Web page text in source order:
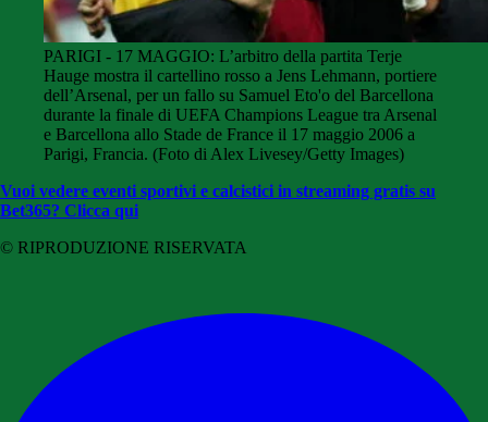
PARIGI - 17 MAGGIO: L’arbitro della partita Terje
Hauge mostra il cartellino rosso a Jens Lehmann, portiere
dell’Arsenal, per un fallo su Samuel Eto'o del Barcellona
durante la finale di UEFA Champions League tra Arsenal
e Barcellona allo Stade de France il 17 maggio 2006 a
Parigi, Francia. (Foto di Alex Livesey/Getty Images)
Vuoi vedere eventi sportivi e calcistici in streaming gratis su
Bet365? Clicca qui
© RIPRODUZIONE RISERVATA